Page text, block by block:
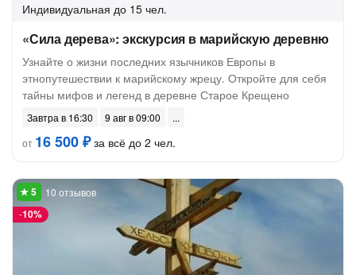
Индивидуальная до 15 чел.
«Сила дерева»: экскурсия в марийскую деревню
Узнайте о жизни последних язычников Европы в
этнопутешествии к марийскому жрецу. Откройте для себя
тайны мифов и легенд в деревне Старое Крещено
Завтра в 16:30
9 авг в 09:00
от 16 500 ₽за всё до 2 чел.
-10%
10 отзывов